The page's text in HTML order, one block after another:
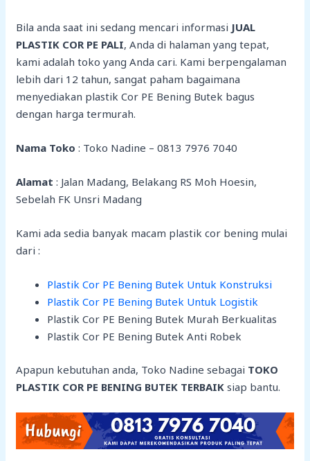
Bila anda saat ini sedang mencari informasi JUAL
PLASTIK COR PE PALI, Anda di halaman yang tepat,
kami adalah toko yang Anda cari. Kami berpengalaman
lebih dari 12 tahun, sangat paham bagaimana
menyediakan plastik Cor PE Bening Butek bagus
dengan harga termurah.
Nama Toko : Toko Nadine – 0813 7976 7040
Alamat : Jalan Madang, Belakang RS Moh Hoesin,
Sebelah FK Unsri Madang
Kami ada sedia banyak macam plastik cor bening mulai
dari :
Plastik Cor PE Bening Butek Untuk Konstruksi
Plastik Cor PE Bening Butek Untuk Logistik
Plastik Cor PE Bening Butek Murah Berkualitas
Plastik Cor PE Bening Butek Anti Robek
Apapun kebutuhan anda, Toko Nadine sebagai TOKO
PLASTIK COR PE BENING BUTEK TERBAIKsiap bantu.